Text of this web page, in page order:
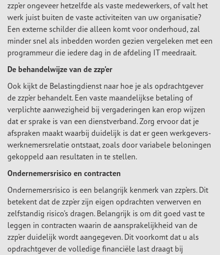
zzp’er ongeveer hetzelfde als vaste medewerkers, of valt het
werk juist buiten de vaste activiteiten van uw organisatie?
Een externe schilder die alleen komt voor onderhoud, zal
minder snel als inbedden worden gezien vergeleken met een
programmeur die iedere dag in de afdeling IT meedraait.
De behandelwijze van de zzp’er
Ook kijkt de Belastingdienst naar hoe je als opdrachtgever
de zzp’er behandelt. Een vaste maandelijkse betaling of
verplichte aanwezigheid bij vergaderingen kan erop wijzen
dat er sprake is van een dienstverband. Zorg ervoor dat je
afspraken maakt waarbij duidelijk is dat er geen werkgevers-
werknemersrelatie ontstaat, zoals door variabele beloningen
gekoppeld aan resultaten in te stellen.
Ondernemersrisico en contracten
Ondernemersrisico is een belangrijk kenmerk van zzp’ers. Dit
betekent dat de zzp'er zijn eigen opdrachten verwerven en
zelfstandig risico’s dragen. Belangrijk is om dit goed vast te
leggen in contracten waarin de aansprakelijkheid van de
zzp’er duidelijk wordt aangegeven. Dit voorkomt dat u als
opdrachtgever de volledige financiële last draagt bij